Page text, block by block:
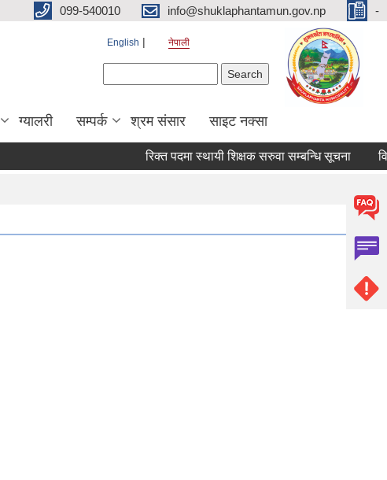
099-540010 info@shuklaphantamun.gov.np -
English नेपाली
ग्यालरी सम्पर्क श्रम संसार साइट नक्सा
रिक्त पदमा स्थायी शिक्षक सरुवा सम्बन्धि सूचना